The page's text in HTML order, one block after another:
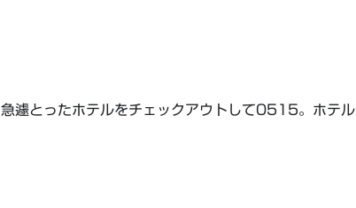
急遽とったホテルをチェックアウトして0515。ホテル